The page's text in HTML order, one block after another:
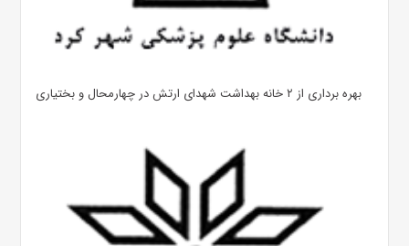
بهره ‌برداری از ۲ خانه بهداشت شهدای ارتش در چهارمحال و بختیاری